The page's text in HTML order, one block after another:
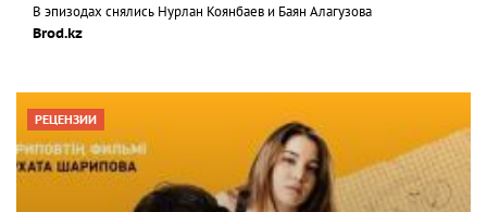
В эпизодах снялись Нурлан Коянбаев и Баян Алагузова
Brod.kz
РЕЦЕНЗИИ